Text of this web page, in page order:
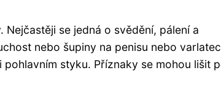
se jedná o svědění, pálení a
nebo šupiny na penisu nebo
styku. Příznaky se mohou lišit